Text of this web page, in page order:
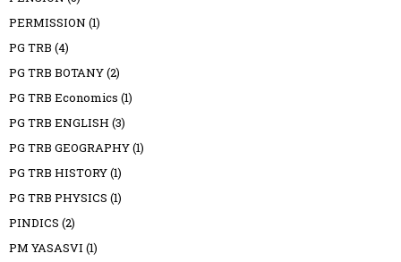
PERMISSION (1)
PG TRB (4)
PG TRB BOTANY(2)
PG TRB Economics (1)
PG TRB ENGLISH (3)
PG TRB GEOGRAPHY(1)
PG TRB HISTORY(1)
PG TRB PHYSICS (1)
PINDICS (2)
PM YASASVI (1)